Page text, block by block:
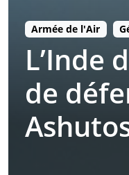
Armée de l'Air
L’Inde
de